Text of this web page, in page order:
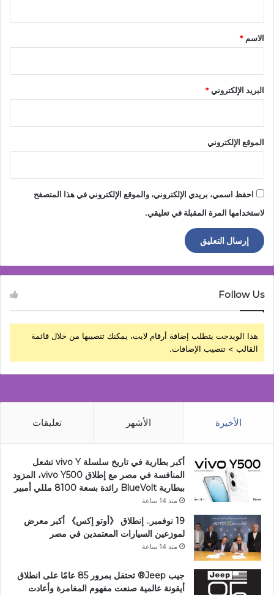
*
الاسم *
البريد الإلكتروني*
الموقع الإلكتروني
احفظ اسمي، بريدي الإلكتروني، والموقع الإلكتروني في هذا المتصفح
لاستخدامها المرة المقبلة في تعليقي.
Follow Us
هذا الويدجت يتطلب إضافة أرقام لايت، يمكنك تنصيبها من خلال قائمة
القالب > تنصيب الإضافات.
الأخيرة الأشهر تعليقات
أكبر بطارية في تاريخ سلسلة vivo Y تشعل
المنافسة في مصر مع إطلاق vivo Y500، المزود
ببطارية BlueVolt رائدة بسعة 8100 مللي أمبير
منذ 14 ساعة
19 نوفمبر.. إنطلاق 《أوتو إكس》 أكبر معرض
لموزعين السيارات المعتمدين في مصر
منذ 14 ساعة
جيب Jeep®️ تحتفل بمرور 85 عامًا على انطلاق
أيقونة عالمية صنعت مفهوم المغامرة وأعادت